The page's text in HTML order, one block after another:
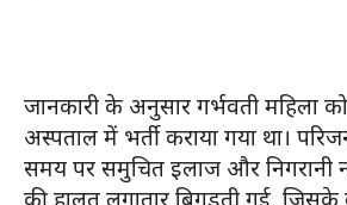
जानकारी के अनुसार गर्भवती महिला को
अस्पताल में भर्ती कराया गया था।
समय पर समुचित इलाज और निगरानी